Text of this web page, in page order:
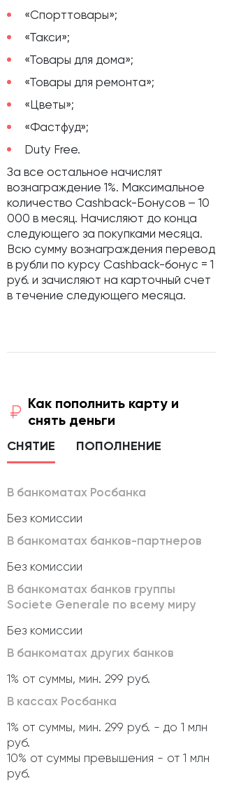
«Спорттовары»;
«Такси»;
«Товары для дома»;
«Товары для ремонта»;
«Цветы»;
«Фастфуд»;
Duty Free.
За все остальное начислят
вознаграждение 1%. Максимальное
количество Cashback-Бонусов – 10
000 в месяц. Начисляют до конца
следующего за покупками месяца.
Всю сумму вознаграждения перевод
в рубли по курсу Cashback-бонус = 1
руб. и зачисляют на карточный счет
в течение следующего месяца.
Как пополнить карту и
снять деньги
СНЯТИЕ ПОПОЛНЕНИЕ
В банкоматах Росбанка
Без комиссии
В банкоматах банков-партнеров
Без комиссии
В банкоматах банков группы
Societe Generale по всему миру
Без комиссии
В банкоматах других банков
1% от суммы, мин. 299 руб.
В кассах Росбанка
1% от суммы, мин. 299 руб. - до 1 млн
руб.
10% от суммы превышения - от 1 млн
руб.